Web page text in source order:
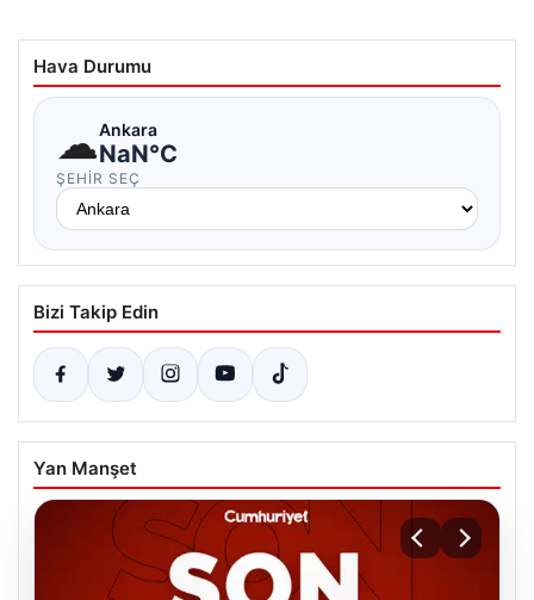
Hava Durumu
☁Ankara
NaN°C
ŞEHIR SEÇ
Bizi Takip Edin
Yan Manşet